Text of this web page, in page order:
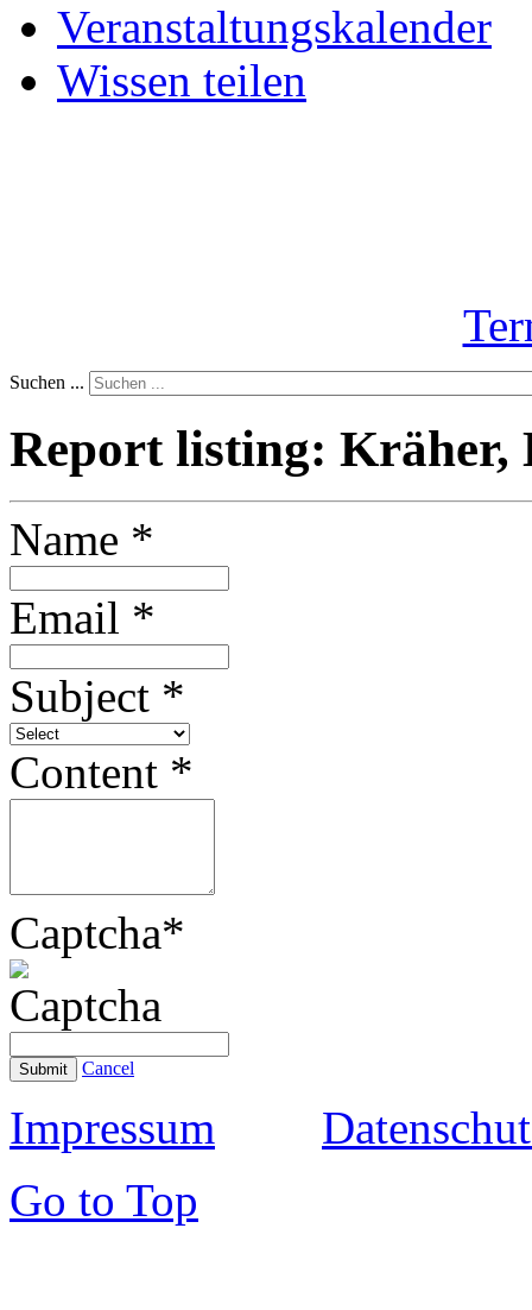
Veranstaltungskalender
Wissen teilen
Suchen ...
Report listing: Kräher,
Name *
Email *
Subject *
Content *
Captcha*
Submit Cancel
Impressum
Go to Top